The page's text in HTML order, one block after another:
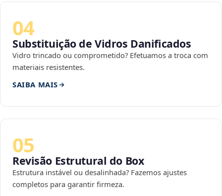
04
Substituição de Vidros Danificados
Vidro trincado ou comprometido? Efetuamos a troca com
materiais resistentes.
SAIBA MAIS
05
Revisão Estrutural do Box
Estrutura instável ou desalinhada? Fazemos ajustes
completos para garantir firmeza.